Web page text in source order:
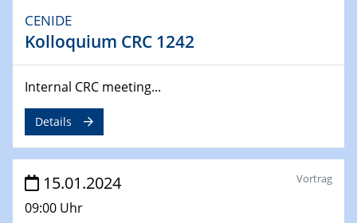
04.02.2024 - 05.02.2024
ZBT Wasserstofftage
Das Technikforum für Wirtschaft und Wissenschaft
Online-Veranstaltung „Verbundprojekte in
Horizont Europa: Ein Überblick“
13.02.2024
Electrocatalysis as a Major Enabling
Technology for Decarbonization
CENIDE
Kolloquium CRC 1242
Internal CRC meeting...
Details
15.01.2024
09:00 Uhr
Vortrag